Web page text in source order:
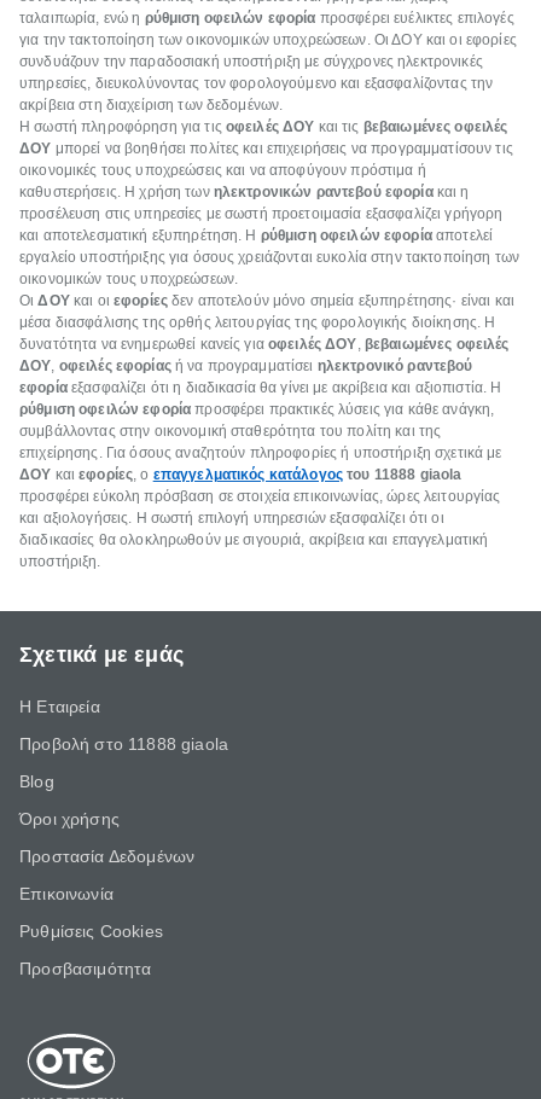
ταλαιπωρία, ενώ η ρύθμιση οφειλών εφορία προσφέρει ευέλικτες επιλογές
για την τακτοποίηση των οικονομικών υποχρεώσεων. Οι ΔΟΥ και οι εφορίες
συνδυάζουν την παραδοσιακή υποστήριξη με σύγχρονες ηλεκτρονικές
υπηρεσίες, διευκολύνοντας τον φορολογούμενο και εξασφαλίζοντας την
ακρίβεια στη διαχείριση των δεδομένων.
Η σωστή πληροφόρηση για τις οφειλές ΔΟΥ και τις βεβαιωμένες οφειλές
ΔΟΥ μπορεί να βοηθήσει πολίτες και επιχειρήσεις να προγραμματίσουν τις
οικονομικές τους υποχρεώσεις και να αποφύγουν πρόστιμα ή
καθυστερήσεις. Η χρήση των ηλεκτρονικών ραντεβού εφορίακαι η
προσέλευση στις υπηρεσίες με σωστή προετοιμασία εξασφαλίζει γρήγορη
και αποτελεσματική εξυπηρέτηση. Η ρύθμιση οφειλών εφορίααποτελεί
εργαλείο υποστήριξης για όσους χρειάζονται ευκολία στην τακτοποίηση των
οικονομικών τους υποχρεώσεων.
ΟιΔΟΥκαι οι εφορίεςδεν αποτελούν μόνο σημεία εξυπηρέτησης· είναι και
μέσα διασφάλισης της ορθής λειτουργίας της φορολογικής διοίκησης. Η
δυνατότητα να ενημερωθεί κανείς γιαοφειλές ΔΟΥ, βεβαιωμένες οφειλές
ΔΟΥ, οφειλές εφορίαςή να προγραμματίσει ηλεκτρονικό ραντεβού
εφορίαεξασφαλίζει ότι η διαδικασία θα γίνει με ακρίβεια και αξιοπιστία. Η
ρύθμιση οφειλών εφορία προσφέρει πρακτικές λύσεις για κάθε ανάγκη,
συμβάλλοντας στην οικονομική σταθερότητα του πολίτη και της
επιχείρησης. Για όσους αναζητούν πληροφορίες ή υποστήριξη σχετικά με
ΔΟΥ καιεφορίες, ο επαγγελματικός κατάλογος του 11888 giaola
προσφέρει εύκολη πρόσβαση σε στοιχεία επικοινωνίας, ώρες λειτουργίας
και αξιολογήσεις. Η σωστή επιλογή υπηρεσιών εξασφαλίζει ότι οι
διαδικασίες θα ολοκληρωθούν με σιγουριά, ακρίβεια και επαγγελματική
υποστήριξη.
Σχετικά με εμάς
Η Εταιρεία
Προβολή στο 11888 giaola
Blog
Όροι χρήσης
Προστασία Δεδομένων
Επικοινωνία
Ρυθμίσεις Cookies
Προσβασιμότητα